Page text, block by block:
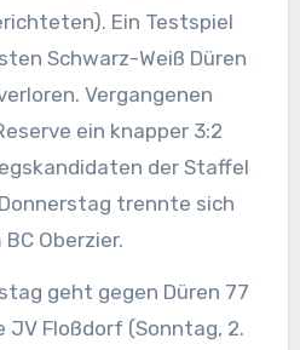
Ein Testspiel
Schwarz-Weiß Düren
Vergangenen
ein knapper 3:2
der Staffel
trennte sich
Oberzier.
geht gegen Düren 77
JV Floßdorf (Sonntag, 2.